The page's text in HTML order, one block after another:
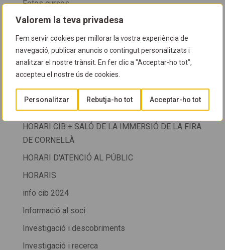
Valorem la teva privadesa
Fem servir cookies per millorar la vostra experiència de
navegació, publicar anuncis o contingut personalitzats i
analitzar el nostre trànsit. En fer clic a "Acceptar-ho tot",
accepteu el nostre ús de cookies.
Personalitzar Rebutja-ho tot Acceptar-ho tot
Fotos cursos
FOTOS NETEGES
FOTOSUB
GUIA D'ESPÈCIES
Guia del CIB
HORARI
HORARI CIB
HORARI CIB + SALÓ DE LA IMMERSIÓ DE LA FIRA
DE CORNELLÀ
HORARI D'ATENCIÓ AL PÚBLIC
HORARIS
info cib 2024
Informació al soci
Investigació i descobriments
Investigació i recerca